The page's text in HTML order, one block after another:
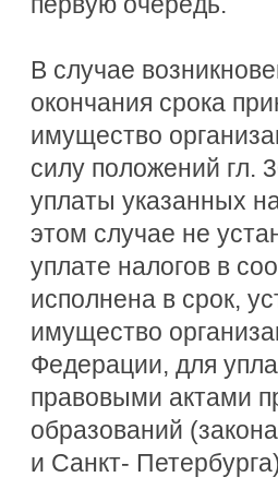
В случае
окончания срока
имущество
силу положений гл.
уплаты указанных
этом случае не
уплате налогов в
исполнена в срок,
имущество
Федерации, для
правовыми актами
образований
и Санкт-